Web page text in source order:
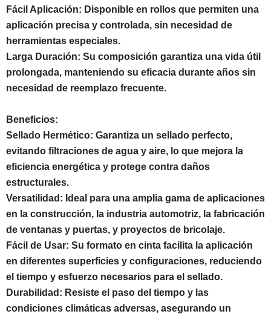
Fácil Aplicación: Disponible en rollos que permiten una
aplicación precisa y controlada, sin necesidad de
herramientas especiales.
Larga Duración: Su composición garantiza una vida útil
prolongada, manteniendo su eficacia durante años sin
necesidad de reemplazo frecuente.
Beneficios:
Sellado Hermético: Garantiza un sellado perfecto,
evitando filtraciones de agua y aire, lo que mejora la
eficiencia energética y protege contra daños
estructurales.
Versatilidad: Ideal para una amplia gama de aplicaciones
en la construcción, la industria automotriz, la fabricación
de ventanas y puertas, y proyectos de bricolaje.
Fácil de Usar: Su formato en cinta facilita la aplicación
en diferentes superficies y configuraciones, reduciendo
el tiempo y esfuerzo necesarios para el sellado.
Durabilidad: Resiste el paso del tiempo y las
condiciones climáticas adversas, asegurando un